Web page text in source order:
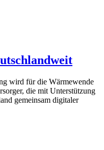
wird für die Wärmewende
die mit Unterstützung
gemeinsam digitaler